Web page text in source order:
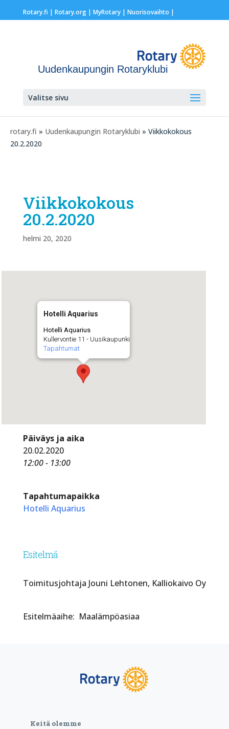
Rotary.fi | Rotary.org| MyRotary | Nuorisovaihto |
Uudenkaupungin Rotaryklubi
Valitse sivu
rotary.fi » Uudenkaupungin Rotaryklubi » Viikkokokous
20.2.2020
Viikkokokous
20.2.2020
helmi 20, 2020
Hotelli Aquarius
Hotelli Aquarius
Kullervontie 11 - Uusikaupunki
Tapahtumat
Päiväys ja aika
20.02.2020
12:00 - 13:00
Tapahtumapaikka
Hotelli Aquarius
Esitelmä
Toimitusjohtaja Jouni Lehtonen, Kalliokaivo Oy
Esitelmäaihe: Maalämpöasiaa
Keitä olemme